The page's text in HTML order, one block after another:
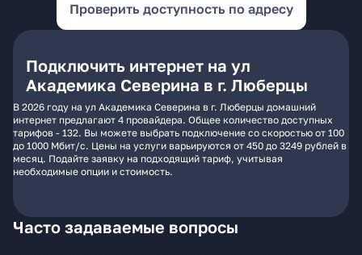
Проверить доступность по адресу
Подключить интернет на ул
Академика Северина в г. Люберцы
В 2026 году на ул Академика Северина в г. Люберцы домашний
интернет предлагают 4 провайдера. Общее количество доступных
тарифов - 132. Вы можете выбрать подключение со скоростью от 100
до 1000 Мбит/с. Цены на услуги варьируются от 450 до 3249 рублей в
месяц. Подайте заявку на подходящий тариф, учитывая
необходимые опции и стоимость.
Часто задаваемые вопросы